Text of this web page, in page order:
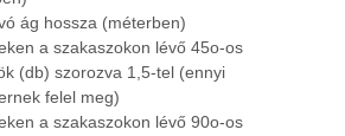
ág hossza (méterben)
a szakaszokon lévő 45o-os
(db) szorozva 1,5-tel (ennyi
felel meg)
a szakaszokon lévő 90o-os